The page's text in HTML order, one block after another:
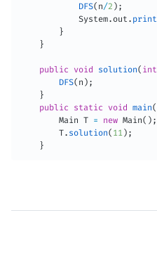
DFS( n/2 ) ;
System. out . print
}
}
public void solution( int
DFS( n ) ;
}
public
static void main(
Main T = new Main( ) ;
T. solution( 11 ) ;
}